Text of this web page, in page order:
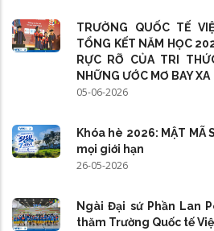
TRƯỜNG QUỐC TẾ
TỔNG KẾT NĂM HỌC
RỰC RỠ CỦA TRI
NHỮNG ƯỚC MƠ BAY XA
05-06-2026
Khóa hè 2026: MẬT MÃ
mọi giới hạn
26-05-2026
Ngài Đại sứ Phần Lan
thăm Trường Quốc tế